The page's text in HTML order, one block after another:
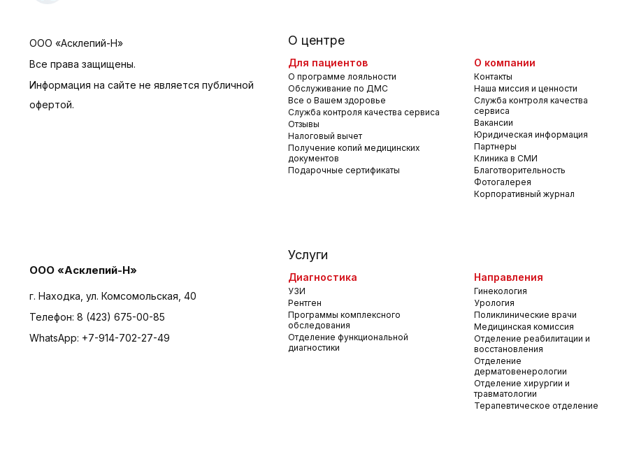
ООО «Асклепий-Н»
Все права защищены.
Информация на сайте не является публичной
офертой.
ООО «Асклепий-Н»
г. Находка, ул. Комсомольская, 40
Телефон: 8 (423) 675-00-85
WhatsApp: +7-914-702-27-49
О центре
Для пациентов
О программе лояльности
Обслуживание по ДМС
Все о Вашем здоровье
Служба контроля качества сервиса
Отзывы
Налоговый вычет
Получение копий медицинских
документов
Подарочные сертификаты
О компании
Контакты
Наша миссия и ценности
Служба контроля качества
сервиса
Вакансии
Юридическая информация
Партнеры
Клиника в СМИ
Благотворительность
Фотогалерея
Корпоративный журнал
Услуги
Диагностика
УЗИ
Рентген
Программы комплексного
обследования
Отделение функциональной
диагностики
Направления
Гинекология
Урология
Поликлинические врачи
Медицинская комиссия
Отделение реабилитации и
восстановления
Отделение
дерматовенерологии
Отделение хирургии и
травматологии
Терапевтическое отделение